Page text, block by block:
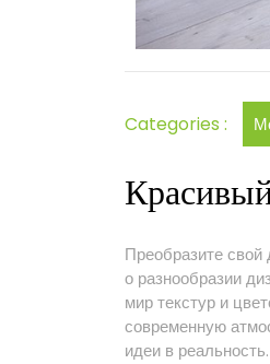
Categories :
Преобразите
о разнообразии
мир текстур и
современную
идеи в реальность.